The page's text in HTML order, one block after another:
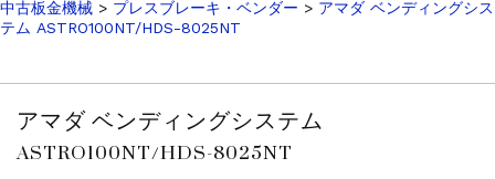
販売 買取
2026.6.29
ブラザー SPEEDIO W1000Xd...
その他の工作機械
2026.5.19
ミマキエンジニアリング NC彫刻機 ME...
中古板金機械 > プレスブレーキ・ベンダー > アマダ ベンディングシス
テム ASTRO100NT/HDS-8025NT
アマダ ベンディングシステム
ASTRO100NT/HDS-8025NT